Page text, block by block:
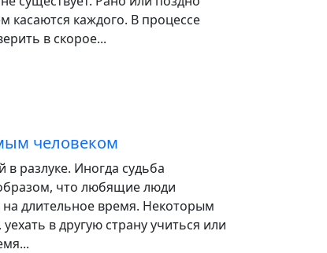
касаются каждого. В процессе
в скорое...
человеком
разлуке. Иногда судьба
что любящие люди
длительное время. Некоторым
в другую страну учиться или